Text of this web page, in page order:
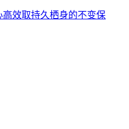
效取持久栖身的不变保